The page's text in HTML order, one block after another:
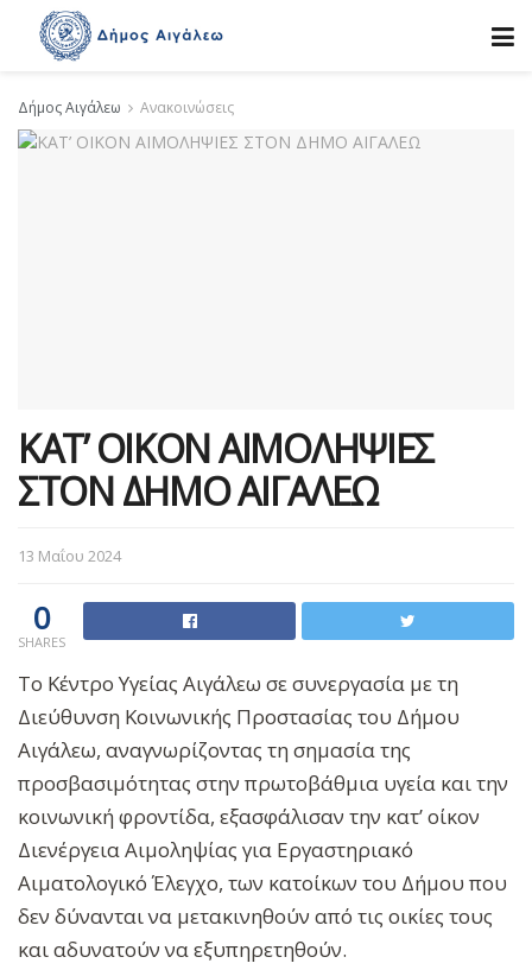
Δήμος Αιγάλεω Ανακοινώσεις
ΚΑΤ’ ΟΙΚΟΝ ΑΙΜΟΛΗΨΙΕΣ
ΣΤΟΝ ΔΗΜΟ ΑΙΓΑΛΕΩ
13 Μαΐου 2024
0
SHARES
Το Κέντρο Υγείας Αιγάλεω σε συνεργασία με τη
Διεύθυνση Κοινωνικής Προστασίας του Δήμου
Αιγάλεω, αναγνωρίζοντας τη σημασία της
προσβασιμότητας στην πρωτοβάθμια υγεία και την
κοινωνική φροντίδα, εξασφάλισαν την κατ’ οίκον
Διενέργεια Αιμοληψίας για Εργαστηριακό
Αιματολογικό Έλεγχο, των κατοίκων του Δήμου που
δεν δύνανται να μετακινηθούν από τις οικίες τους
και αδυνατούν να εξυπηρετηθούν.